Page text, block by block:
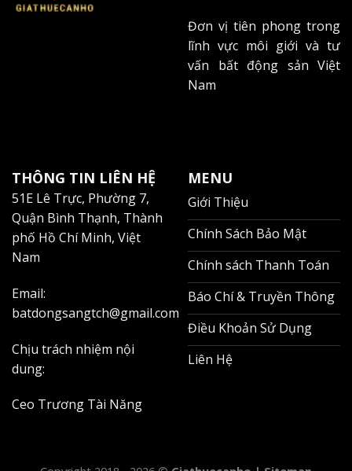
Đơn vị tiên phong trong
lĩnh vực môi giới và tư
vấn bất động sản Việt
Nam
THÔNG TIN LIÊN HỆ
51E Lê Trực, Phường 7,
Quận Bình Thạnh, Thành
phố Hồ Chí Minh, Việt
Nam
Email:
batdongsangtch@gmail.com
Chịu trách nhiệm nội
dung:
Ceo Trương Tài Năng
MENU
Giới Thiệu
Chính Sách Bảo Mật
Chính sách Thanh Toán
Báo Chí & Truyền Thông
Điều Khoản Sử Dụng
Liên Hệ